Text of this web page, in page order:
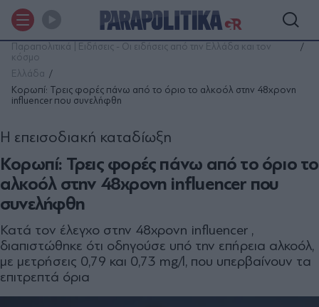
Παραπολιτικά | Ειδήσεις - Οι ειδήσεις από την Ελλάδα και τον
κόσμο
Ελλάδα
Κορωπί: Τρεις φορές πάνω από το όριο το αλκοόλ στην 48χρονη
influencer που συνελήφθη
Κορωπί: Τρεις φορές πάνω από το όριο το
αλκοόλ στην 48χρονη influencer που
συνελήφθη
Η επεισοδιακή καταδίωξη
Κατά τον έλεγχο στην 48χρονη influencer ,
διαπιστώθηκε ότι οδηγούσε υπό την επήρεια αλκοόλ,
με μετρήσεις 0,79 και 0,73 mg/l, που υπερβαίνουν τα
επιτρεπτά όρια